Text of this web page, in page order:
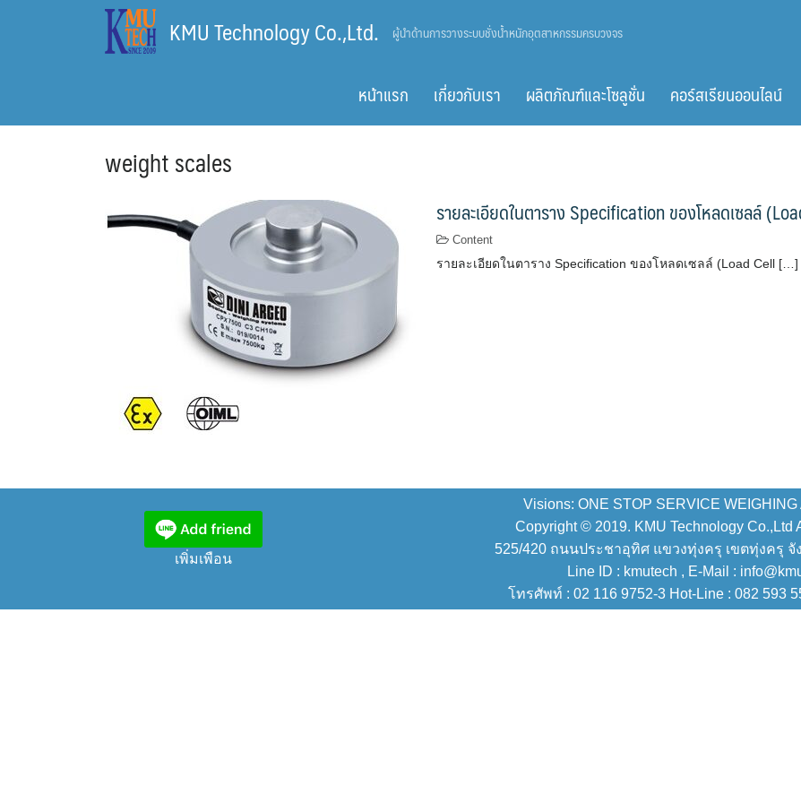
KMU Technology Co.,Ltd. ผู้นำด้านการวางระบบชั่งน้ำหนักอุตสาหกรรมครบวงจร
หน้าแรก เกี่ยวกับเรา ผลิตภัณฑ์และโซลูชั่น คอร์สเรียนออนไลน์
weight scales
รายละเอียดในตาราง Specification ของโหลดเซลล์
Content
รายละเอียดในตาราง Specification ของโหลดเซลล์ (Load Cell […]
เพิ่มเพือน
Visions: ONE STOP SERVICE WEIGHING
Copyright © 2019. KMU Technology Co.,Ltd
525/420 ถนนประชาอุทิศ แขวงทุ่งครุ เขตทุ่งครุ จั
Line ID : kmutech , E-Mail :
โทรศัพท์ : 02 116 9752-3 Hot-Line : 082 593